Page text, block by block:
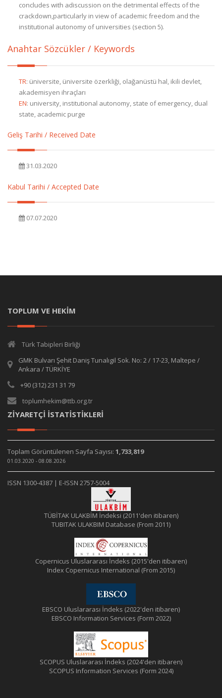
concludes with adiscussion on the detrimental effects of the
crackdown,particularly in view of academic freedom and the
institutional autonomy of universities (section 5).
Anahtar Sözcükler / Keywords
TR: üniversite, üniversite özerkliği, olağanüstü hal, ikili devlet,
akademisyen ihraçları
EN: university, institutional autonomy, state of emergency, dual
state, academic purge
Geliş Tarihi / Received Date
31.03.2020
Kabul Tarihi / Accepted Date
07.07.2020
TOPLUM VE HEKİM
Türk Tabipleri Birliği
GMK Bulvarı Şehit Daniş Tunalıgil Sok. No: 2 / 17-23, Maltepe /
Ankara / TÜRKİYE
+90 (312) 231 31 79
toplumhekim@ttb.org.tr
ZİYARETÇİ İSTATİSTİKLERİ
Toplam Görüntülenen Sayfa Sayısı: 1,733,819
01.03.2020 - 08.08.2026
ISSN 1300-4387 | E-ISSN 2757-5004
TÜBİTAK ULAKBİM İndeksi (2011'den itibaren)
TUBITAK ULAKBIM Database (From 2011)
Copernicus Uluslararası İndeks (2015'den itibaren)
Index Copernicus International (From 2015)
EBSCO Uluslararası İndeks (2022'den itibaren)
EBSCO Information Services (Form 2022)
SCOPUS Uluslararası İndeks (2024'den itibaren)
SCOPUS Information Services (Form 2024)